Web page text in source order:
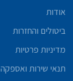
אודות
ביטולים והחזרות
מדיניות פרטיות
תנאי שירות ואספקה